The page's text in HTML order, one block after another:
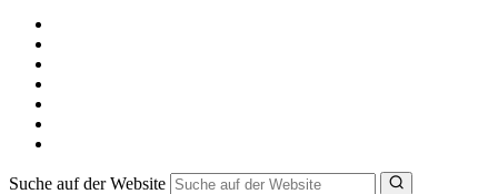
Suche auf der Website